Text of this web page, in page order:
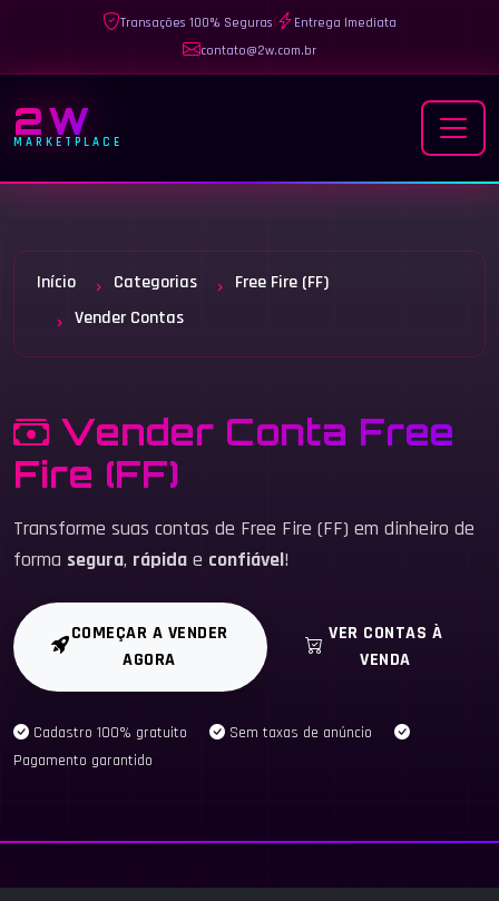
Transações 100% Seguras|
Entrega Imediata
contato@2w.com.br
2W
MARKETPLACE
Início Categorias
Free Fire (FF)
Vender Contas
Vender Conta Free
Fire (FF)
Transforme suas contas de Free Fire (FF) em dinheiro de
forma segura, rápida e confiável!
COMEÇAR A VENDER
AGORA
VER CONTAS À
VENDA
Cadastro 100% gratuito
Sem taxas de anúncio
Pagamento garantido